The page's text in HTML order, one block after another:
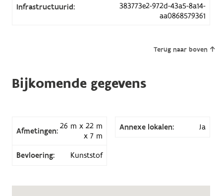
Infrastructuurid:
383773e2-972d-43a5-8a14-
aa0868579361
Terug naar boven
Bijkomende gegevens
Afmetingen: 26 m x 22 m
x 7 m
Annexe lokalen: Ja
Bevloering: Kunststof